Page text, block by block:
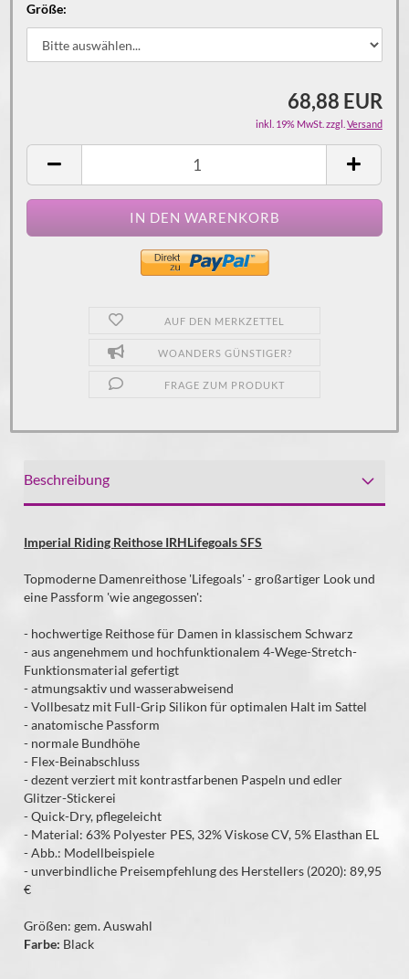
Größe:
68,88 EUR
inkl. 19% MwSt. zzgl. Versand
AUF DEN MERKZETTEL
WOANDERS GÜNSTIGER?
FRAGE ZUM PRODUKT
Beschreibung
Imperial Riding Reithose IRHLifegoals SFS
Topmoderne Damenreithose 'Lifegoals' - großartiger Look und
eine Passform 'wie angegossen':
- hochwertige Reithose für Damen in klassischem Schwarz
- aus angenehmem und hochfunktionalem 4-Wege-Stretch-
Funktionsmaterial gefertigt
- atmungsaktiv und wasserabweisend
- Vollbesatz mit Full-Grip Silikon für optimalen Halt im Sattel
- anatomische Passform
- normale Bundhöhe
- Flex-Beinabschluss
- dezent verziert mit kontrastfarbenen Paspeln und edler
Glitzer-Stickerei
- Quick-Dry, pflegeleicht
- Material: 63% Polyester PES, 32% Viskose CV, 5% Elasthan EL
- Abb.: Modellbeispiele
- unverbindliche Preisempfehlung des Herstellers (2020): 89,95
€
Größen: gem. Auswahl
Farbe: Black